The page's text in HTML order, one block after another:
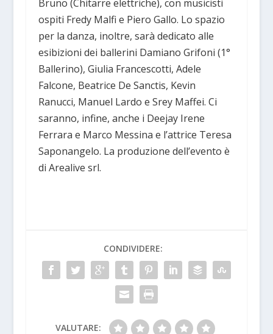
Bruno (Chitarre elettriche), con musicisti
ospiti Fredy Malfi e Piero Gallo. Lo spazio
per la danza, inoltre, sarà dedicato alle
esibizioni dei ballerini Damiano Grifoni (1°
Ballerino), Giulia Francescotti, Adele
Falcone, Beatrice De Sanctis, Kevin
Ranucci, Manuel Lardo e Srey Maffei. Ci
saranno, infine, anche i Deejay Irene
Ferrara e Marco Messina e l’attrice Teresa
Saponangelo. La produzione dell’evento è
di Arealive srl.
CONDIVIDERE:
VALUTARE: